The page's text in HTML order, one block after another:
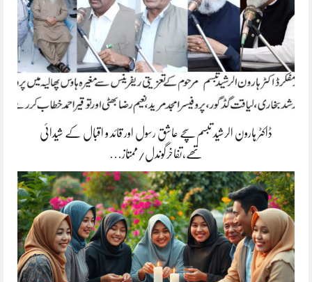
ڈاکٹر ہارون الرشید تبسم سچے عاشق رسول اور قائد و اقبال کے شیدائی
تھے،تفاخرگوندل/ممتاز…